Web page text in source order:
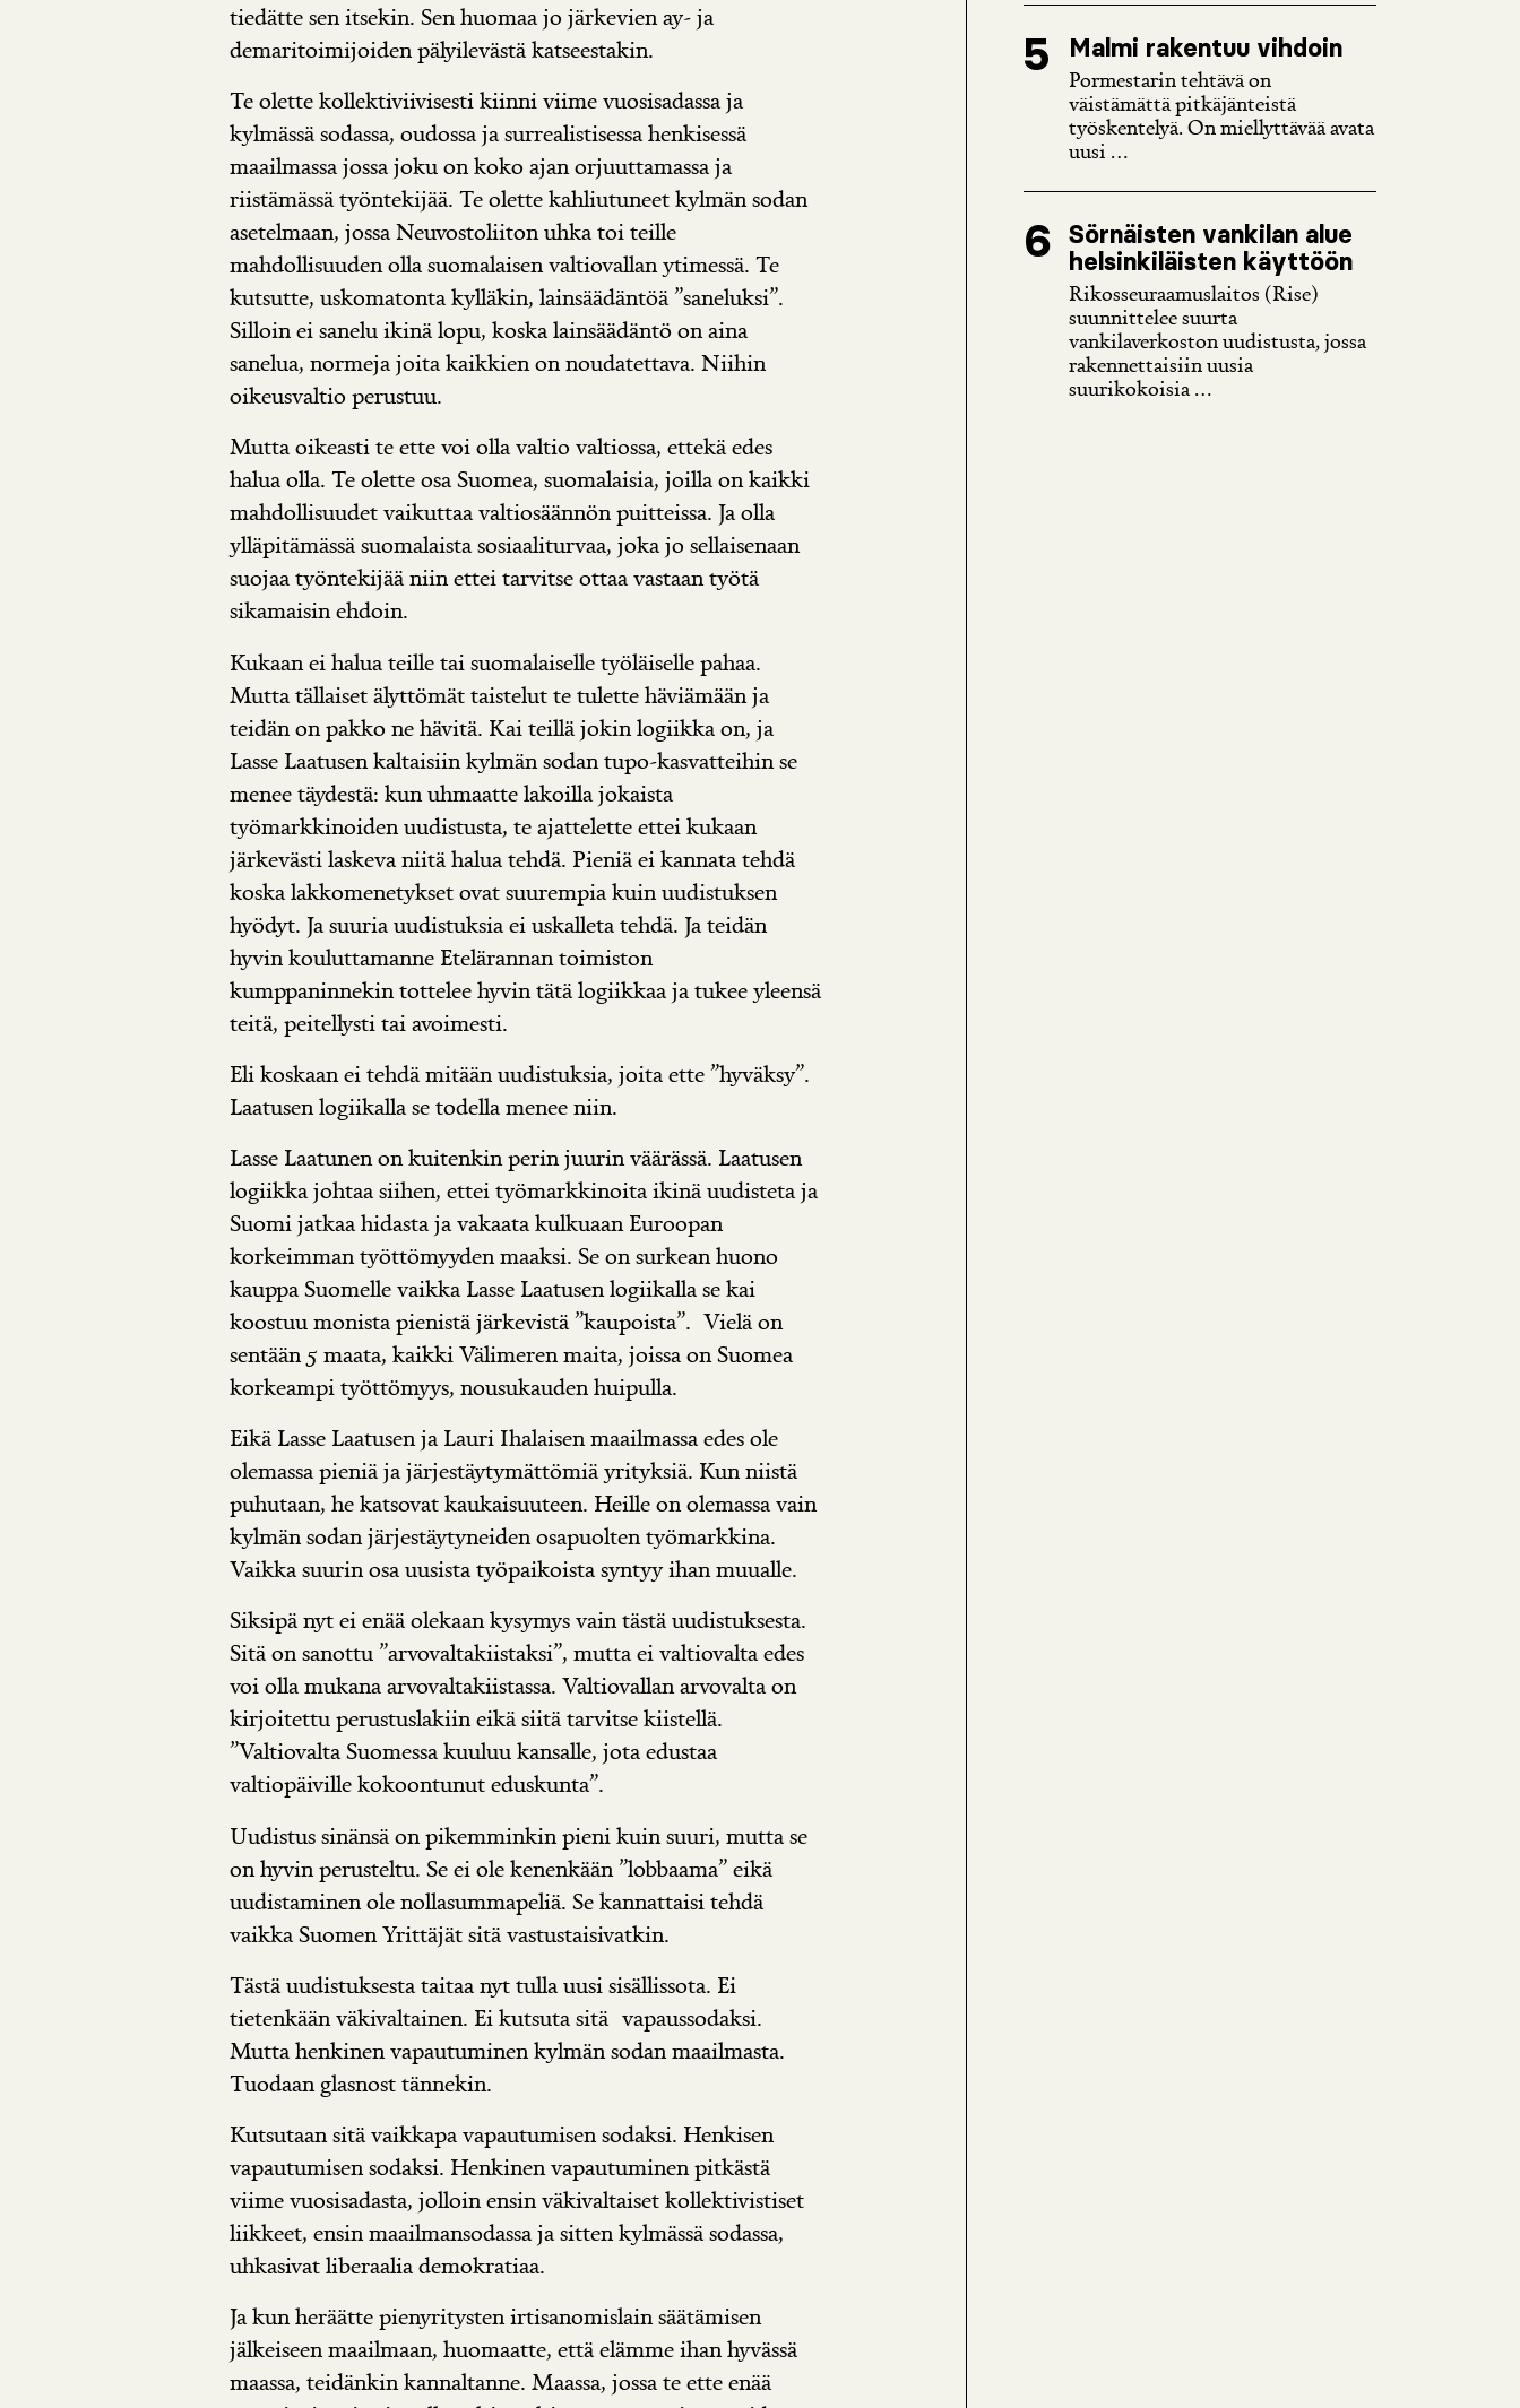
tiedätte sen itsekin. Sen huomaa jo järkevien ay- ja
demaritoimijoiden pälyilevästä katseestakin.
Te olette kollektiviivisesti kiinni viime vuosisadassa ja
kylmässä sodassa, oudossa ja surrealistisessa henkisessä
maailmassa jossa joku on koko ajan orjuuttamassa ja
riistämässä työntekijää. Te olette kahliutuneet kylmän sodan
asetelmaan, jossa Neuvostoliiton uhka toi teille
mahdollisuuden olla suomalaisen valtiovallan ytimessä. Te
kutsutte, uskomatonta kylläkin, lainsäädäntöä ”saneluksi”.
Silloin ei sanelu ikinä lopu, koska lainsäädäntö on aina
sanelua, normeja joita kaikkien on noudatettava. Niihin
oikeusvaltio perustuu.
Mutta oikeasti te ette voi olla valtio valtiossa, ettekä edes
halua olla. Te olette osa Suomea, suomalaisia, joilla on kaikki
mahdollisuudet vaikuttaa valtiosäännön puitteissa. Ja olla
ylläpitämässä suomalaista sosiaaliturvaa, joka jo sellaisenaan
suojaa työntekijää niin ettei tarvitse ottaa vastaan työtä
sikamaisin ehdoin.
Kukaan ei halua teille tai suomalaiselle työläiselle pahaa.
Mutta tällaiset älyttömät taistelut te tulette häviämään ja
teidän on pakko ne hävitä. Kai teillä jokin logiikka on, ja
Lasse Laatusen kaltaisiin kylmän sodan tupo-kasvatteihin se
menee täydestä: kun uhmaatte lakoilla jokaista
työmarkkinoiden uudistusta, te ajattelette ettei kukaan
järkevästi laskeva niitä halua tehdä. Pieniä ei kannata tehdä
koska lakkomenetykset ovat suurempia kuin uudistuksen
hyödyt. Ja suuria uudistuksia ei uskalleta tehdä. Ja teidän
hyvin kouluttamanne Etelärannan toimiston
kumppaninnekin tottelee hyvin tätä logiikkaa ja tukee yleensä
teitä, peitellysti tai avoimesti.
Eli koskaan ei tehdä mitään uudistuksia, joita ette ”hyväksy”.
Laatusen logiikalla se todella menee niin.
Lasse Laatunen on kuitenkin perin juurin väärässä. Laatusen
logiikka johtaa siihen, ettei työmarkkinoita ikinä uudisteta ja
Suomi jatkaa hidasta ja vakaata kulkuaan Euroopan
korkeimman työttömyyden maaksi. Se on surkean huono
kauppa Suomelle vaikka Lasse Laatusen logiikalla se kai
koostuu monista pienistä järkevistä ”kaupoista”. Vielä on
sentään 5 maata, kaikki Välimeren maita, joissa on Suomea
korkeampi työttömyys, nousukauden huipulla.
Eikä Lasse Laatusen ja Lauri Ihalaisen maailmassa edes ole
olemassa pieniä ja järjestäytymättömiä yrityksiä. Kun niistä
puhutaan, he katsovat kaukaisuuteen. Heille on olemassa vain
kylmän sodan järjestäytyneiden osapuolten työmarkkina.
Vaikka suurin osa uusista työpaikoista syntyy ihan muualle.
Siksipä nyt ei enää olekaan kysymys vain tästä uudistuksesta.
Sitä on sanottu ”arvovaltakiistaksi”, mutta ei valtiovalta edes
voi olla mukana arvovaltakiistassa. Valtiovallan arvovalta on
kirjoitettu perustuslakiin eikä siitä tarvitse kiistellä.
”Valtiovalta Suomessa kuuluu kansalle, jota edustaa
valtiopäiville kokoontunut eduskunta”.
Uudistus sinänsä on pikemminkin pieni kuin suuri, mutta se
on hyvin perusteltu. Se ei ole kenenkään ”lobbaama” eikä
uudistaminen ole nollasummapeliä. Se kannattaisi tehdä
vaikka Suomen Yrittäjät sitä vastustaisivatkin.
Tästä uudistuksesta taitaa nyt tulla uusi sisällissota. Ei
tietenkään väkivaltainen. Ei kutsuta sitä vapaussodaksi.
Mutta henkinen vapautuminen kylmän sodan maailmasta.
Tuodaan glasnost tännekin.
Kutsutaan sitä vaikkapa vapautumisen sodaksi. Henkisen
vapautumisen sodaksi. Henkinen vapautuminen pitkästä
viime vuosisadasta, jolloin ensin väkivaltaiset kollektivistiset
liikkeet, ensin maailmansodassa ja sitten kylmässä sodassa,
uhkasivat liberaalia demokratiaa.
Ja kun heräätte pienyritysten irtisanomislain säätämisen
jälkeiseen maailmaan, huomaatte, että elämme ihan hyvässä
maassa, teidänkin kannaltanne. Maassa, jossa te ette enää
Malmi rakentuu vihdoin
Pormestarin tehtävä on
väistämättä pitkäjänteistä
työskentelyä. On miellyttävää avata
uusi ...
Sörnäisten vankilan alue
helsinkiläisten käyttöön
Rikosseuraamuslaitos (Rise)
suunnittelee suurta
vankilaverkoston uudistusta, jossa
rakennettaisiin uusia
suurikokoisia ...